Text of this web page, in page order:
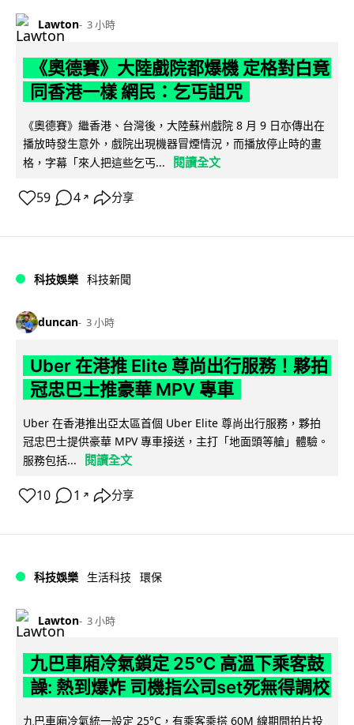
Lawton 3 小時
《奧德賽》大陸戲院都爆機 定格對白竟
同香港一樣 網民：乞丐詛咒
《奧德賽》繼香港、台灣後，大陸蘇州戲院 8 月 9 日亦傳出在
播放時發生意外，戲院出現機器冒煙情況，而播放停止時的畫
格，字幕「來人把這些乞丐...
閱讀全文
59 4 ↗ 分享
科技娛樂 科技新聞
duncan 3 小時
Uber 在港推 Elite 尊尚出行服務！夥拍
冠忠巴士推豪華 MPV 專車
Uber 在香港推出亞太區首個 Uber Elite 尊尚出行服務，夥拍
冠忠巴士提供豪華 MPV 專車接送，主打「地面頭等艙」體驗。
服務包括...
閱讀全文
10 1 ↗ 分享
科技娛樂 生活科技 環保
Lawton 3 小時
九巴車廂冷氣鎖定 25°C 高溫下乘客鼓
譟: 熱到爆炸 司機指公司set死無得調校
九巴車廂冷氣統一設定 25°C，有乘客乘搭 60M 線期間拍片投